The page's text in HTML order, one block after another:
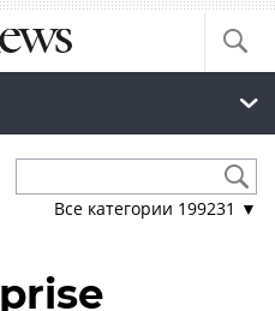
Все категории 199231 ▼